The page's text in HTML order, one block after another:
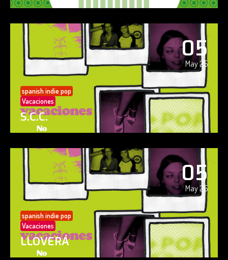
05
May 25
spanish indie pop
Vacaciones
S.C.C.
05
May 25
spanish indie pop
Vacaciones
LLOVERÁ